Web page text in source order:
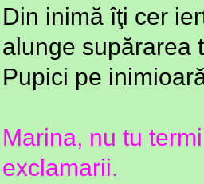
Din inimă îţi cer
alunge supărarea
Pupici pe
Marina, nu tu
exclamarii.